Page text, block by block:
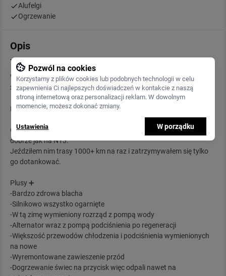
Alufelgi
Ogrzewanie
Opis
Witam
Sprzedam Nissana Sunny N13 1.7D z 1986r.
Bez felg i radia cena będzie adekwatnie niższa.
Garażowany przez każdą zimę przez co blacharsko jest mega
dobrze jak na N13.
Jeździłem nim trasy 1000+ km na raz i zatrzymywałem się tylko
go dotankować.
Plusy ➕
-Bardzo zdrowa blacha
-Silnikowo wszystko ogarnięte
-W tą zimę wymieniony rozrząd z pompą wody
-Alternator wraz z pompą podciśnienia po regeneracji
-Większość przewodów chłodzenia i podciśnienia wymienionych
na nowe
-Wyremontowane zawieszenie przód
-Dogrzewanie świec na przycisk więc odpali nawet na
Pozwól na cookies
Korzystamy z plików cookies lub podobnych technologii w celu
zapewnienia Ci najlepszych doświadczeń w kontakcie z naszą
stroną internetową oraz personalizacji reklam. W dowolnym
momencie, możesz dokonać zmiany.
Ustawienia W porządku